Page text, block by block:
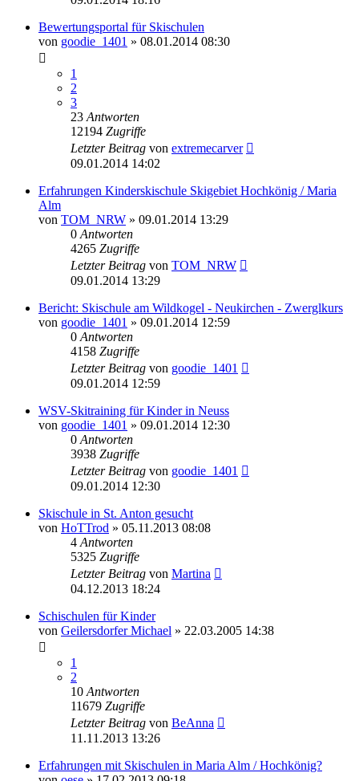
Bewertungsportal für Skischulen
von goodie_1401 » 08.01.2014 08:30
1
2
3
23 Antworten
12194 Zugriffe
Letzter Beitrag von extremecarver
09.01.2014 14:02
Erfahrungen Kinderskischule Skigebiet Hochkönig / Maria
Alm
von TOM_NRW » 09.01.2014 13:29
0 Antworten
4265 Zugriffe
Letzter Beitrag von TOM_NRW
09.01.2014 13:29
Bericht: Skischule am Wildkogel - Neukirchen - Zwerglkurs
von goodie_1401 » 09.01.2014 12:59
0 Antworten
4158 Zugriffe
Letzter Beitrag von goodie_1401
09.01.2014 12:59
WSV-Skitraining für Kinder in Neuss
von goodie_1401 » 09.01.2014 12:30
0 Antworten
3938 Zugriffe
Letzter Beitrag von goodie_1401
09.01.2014 12:30
Skischule in St. Anton gesucht
von HoTTrod » 05.11.2013 08:08
4 Antworten
5325 Zugriffe
Letzter Beitrag von Martina
04.12.2013 18:24
Schischulen für Kinder
von Geilersdorfer Michael » 22.03.2005 14:38
1
2
10 Antworten
11679 Zugriffe
Letzter Beitrag von BeAnna
11.11.2013 13:26
Erfahrungen mit Skischulen in Maria Alm / Hochkönig?